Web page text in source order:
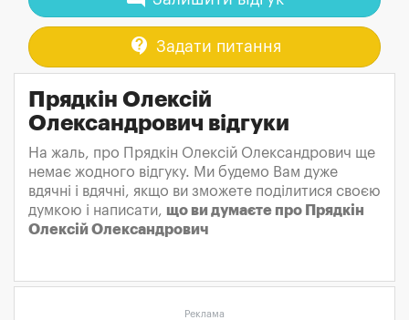
contact_support Задати питання
Прядкін Олексій
Олександрович відгуки
На жаль, про Прядкін Олексій Олександрович ще
немає жодного відгуку. Ми будемо Вам дуже
вдячні і вдячні, якщо ви зможете поділитися своєю
думкою і написати, що ви думаєте про Прядкін
Олексій Олександрович
Реклама